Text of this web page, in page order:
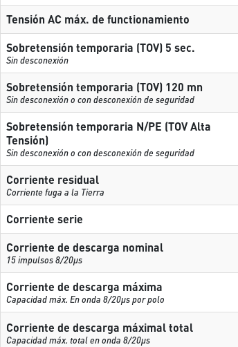
Tensión AC máx. de functionamiento
Sobretensión temporaria (TOV) 5 sec.
Sin desconexión
Sobretensión temporaria (TOV) 120 mn
Sin desconexión o con desconexión de seguridad
Sobretensión temporaria N/PE (TOV Alta
Tensión)
Sin desconexión o con desconexión de seguridad
Corriente residual
Corriente fuga a la Tierra
Corriente serie
Corriente de descarga nominal
15 impulsos 8/20µs
Corriente de descarga máxima
Capacidad máx. En onda 8/20µs por polo
Corriente de descarga máximal total
Capacidad máx. total en onda 8/20µs